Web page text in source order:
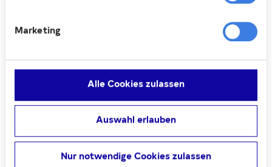
Marketing
Alle Cookies zulassen
Auswahl erlauben
Nur notwendige Cookies zulassen
Dr. Fabian Heß
Essen
General
Daniel Riedl
(stellvertretender
Vorsitzender)
Wien, Österreich
Unternehmer